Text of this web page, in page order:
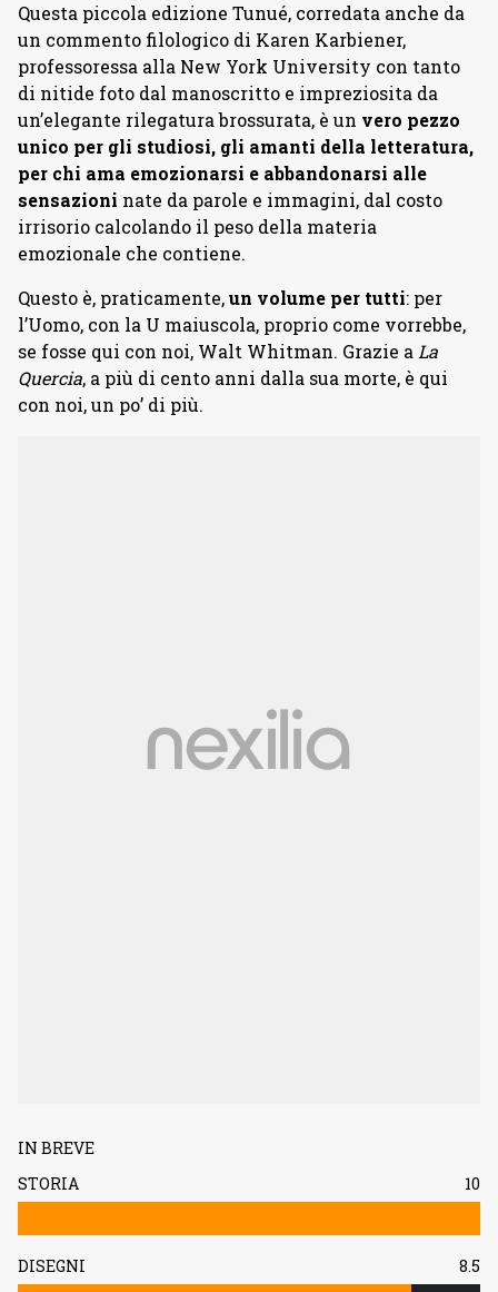
Questa piccola edizione Tunué, corredata anche da
un commento filologico di Karen Karbiener,
professoressa alla New York University con tanto
di nitide foto dal manoscritto e impreziosita da
un’elegante rilegatura brossurata, è un vero pezzo
unico per gli studiosi, gli amanti della letteratura,
per chi ama emozionarsi e abbandonarsi alle
sensazioni nate da parole e immagini, dal costo
irrisorio calcolando il peso della materia
emozionale che contiene.
Questo è, praticamente,un volume per tutti: per
l’Uomo, con la U maiuscola, proprio come vorrebbe,
se fosse qui con noi, Walt Whitman. Grazie a La
Quercia, a più di cento anni dalla sua morte, è qui
con noi, un po’ di più.
IN BREVE
STORIA
10
DISEGNI 8.5